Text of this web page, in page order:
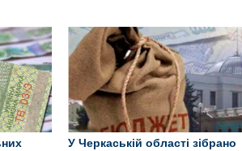
У Черкаській області зібрано